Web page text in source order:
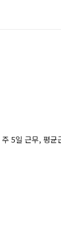
5일 근무, 평균